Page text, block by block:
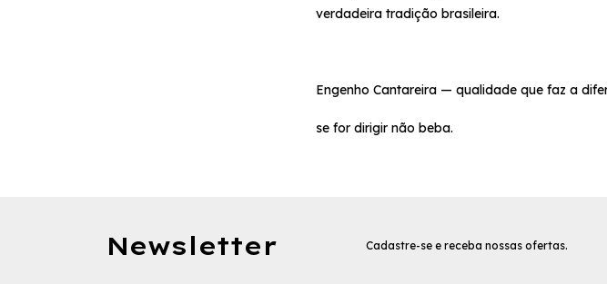
verdadeira tradição brasileira.
Engenho Cantareira — qualidade que faz a
se for dirigir não beba.
Newsletter Cadastre-se e receba nossas ofertas.